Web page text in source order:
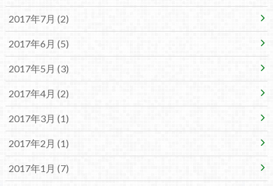
2017年7月 (2)
2017年6月 (5)
2017年5月 (3)
2017年4月 (2)
2017年3月 (1)
2017年2月 (1)
2017年1月 (7)